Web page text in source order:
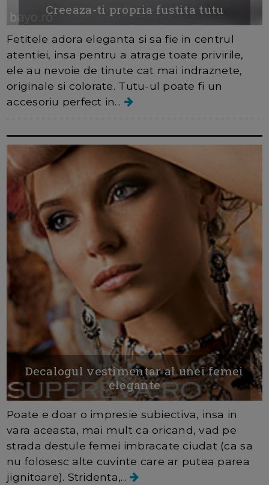
Creeaza-ti propria fustita tutu
Fetitele adora eleganta si sa fie in centrul
atentiei, insa pentru a atrage toate privirile,
ele au nevoie de tinute cat mai indraznete,
originale si colorate. Tutu-ul poate fi un
accesoriu perfect in...
Decalogul vestimentar al unei femei
elegante
Poate e doar o impresie subiectiva, insa in
vara aceasta, mai mult ca oricand, vad pe
strada destule femei imbracate ciudat (ca sa
nu folosesc alte cuvinte care ar putea parea
jignitoare). Stridenta,...